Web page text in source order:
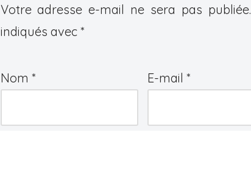
Votre adresse e-mail ne sera pas publiée.
indiqués avec *
Nom * E-mail *